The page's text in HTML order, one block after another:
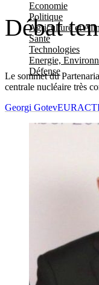
Economie
Politique
Agriculture et
Santé
Technologies
Energie,
Défense
Débat
Le sommet du
centrale nucléaire très
Georgi Gotev